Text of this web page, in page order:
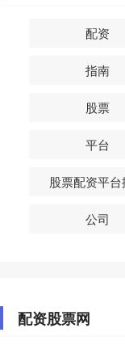
配资
指南
股票
平台
股票配资平台
公司
配资股票网